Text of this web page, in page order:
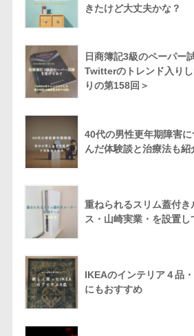
きたけど大丈夫かな？
日商簿記3級のペーパー
Twitterのトレンド入り
りの第158回＞
40代の男性更年期障害
んだ体験談と治療法も紹
重ねられるスリム蓋付き
ス・山崎実業・を設置し
IKEAのインテリア４品
にもおすすめ